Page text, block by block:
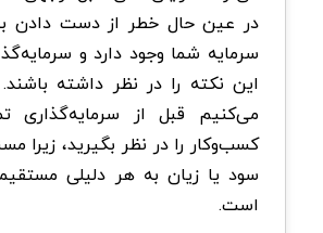
در عین حال خطر از دست دادن
سرمایه شما وجود دارد و
این نکته را در نظر داشته
می‌کنیم قبل از سرمایه‌گذاری
کسب‌وکار را در نظر بگیرید، زیرا
سود یا زیان به هر دلیلی
است.